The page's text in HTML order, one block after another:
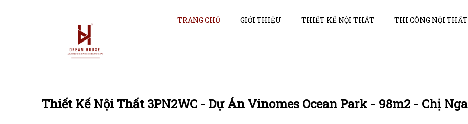
TRANG CHỦ GIỚI THIỆU THIẾT KẾ NỘI THẤT THI CÔNG NỘI THẤT
Thiết Kế Nội Thất 3PN2WC - Dự Án Vinomes Ocean Park - 98m2 - Chị Nga